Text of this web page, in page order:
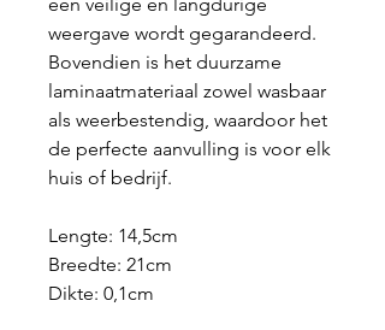
weergave wordt gegarandeerd.
Bovendien is het duurzame
laminaatmateriaal zowel wasbaar
als weerbestendig, waardoor het
de perfecte aanvulling is voor elk
huis of bedrijf.
Lengte: 14,5cm
Breedte: 21cm
Dikte: 0,1cm